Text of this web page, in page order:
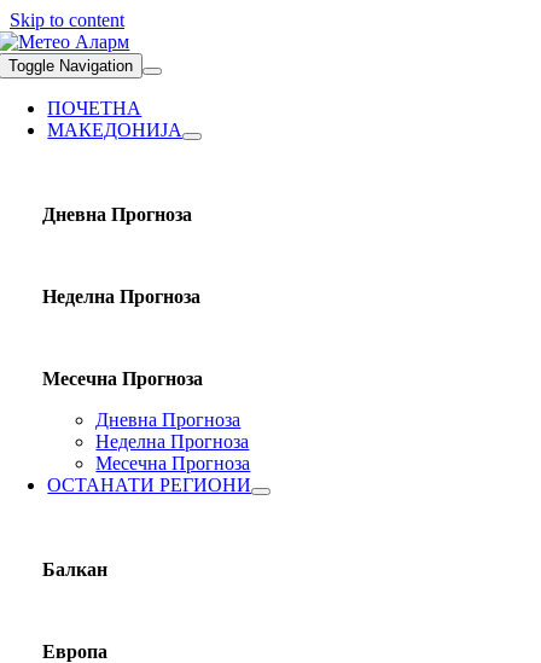
Skip to content
Toggle Navigation
ПОЧЕТНА
МАКЕДОНИЈА
Дневна Прогноза
Неделна Прогноза
Месечна Прогноза
Дневна Прогноза
Неделна Прогноза
Месечна Прогноза
ОСТАНАТИ РЕГИОНИ
Балкан
Европа